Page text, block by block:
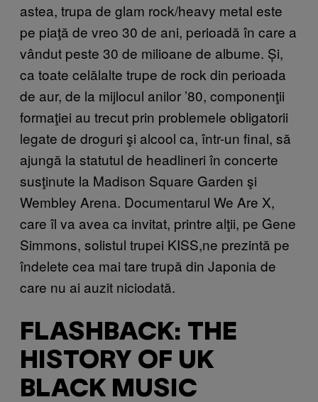
astea, trupa de glam rock/heavy metal este
pe piaţă de vreo 30 de ani, perioadă în care a
vândut peste 30 de milioane de albume. Și,
ca toate celălalte trupe de rock din perioada
de aur, de la mijlocul anilor ’80, componenţii
formaţiei au trecut prin problemele obligatorii
legate de droguri şi alcool ca, într-un final, să
ajungă la statutul de headlineri în concerte
susţinute la Madison Square Garden şi
Wembley Arena. Documentarul We Are X,
care îl va avea ca invitat, printre alţii, pe Gene
Simmons, solistul trupei KISS,ne prezintă pe
îndelete cea mai tare trupă din Japonia de
care nu ai auzit niciodată.
FLASHBACK: THE
HISTORY OF UK
BLACK MUSIC